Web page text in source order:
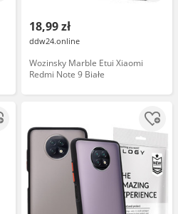
18,99 zł
ddw24.online
Wozinsky Marble Etui Xiaomi
Redmi Note 9 Białe